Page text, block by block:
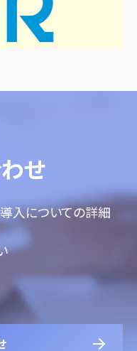
せ
入についての詳細